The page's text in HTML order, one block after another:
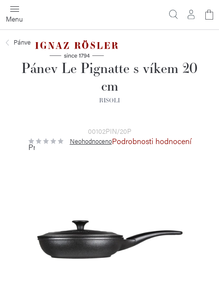
Přejít
na
obsah
Pánve
Pánev Le Pignatte s víkem 20
cm
RISOLI
00102PIN/20P
Průměrné
hodnocení
NeohodnocenoPodrobnosti hodnocení